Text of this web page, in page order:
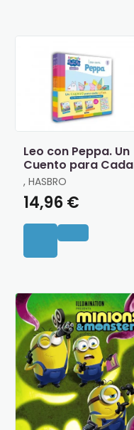
Leo con Peppa. Un
Cuento para Cada
Letra
, HASBRO
14,96 €